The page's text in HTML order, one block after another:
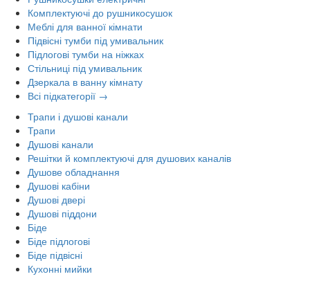
Комплектуючі до рушникосушок
Меблі для ванної кімнати
Підвісні тумби під умивальник
Підлогові тумби на ніжках
Стільниці під умивальник
Дзеркала в ванну кімнату
Всі підкатегорії →
Трапи і душові канали
Трапи
Душові канали
Решітки й комплектуючі для душових каналів
Душове обладнання
Душові кабіни
Душові двері
Душові піддони
Біде
Біде підлогові
Біде підвісні
Кухонні мийки